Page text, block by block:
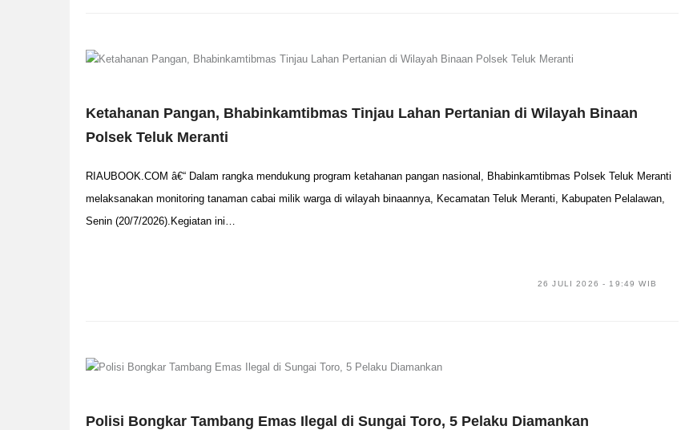
Ketahanan Pangan, Bhabinkamtibmas Tinjau Lahan Pertanian di Wilayah Binaan
Polsek Teluk Meranti
RIAUBOOK.COM â€“ Dalam rangka mendukung program ketahanan pangan nasional, Bhabinkamtibmas Polsek Teluk Meranti
melaksanakan monitoring tanaman cabai milik warga di wilayah binaannya, Kecamatan Teluk Meranti, Kabupaten Pelalawan,
Senin (20/7/2026).Kegiatan ini…
26 JULI 2026 - 19:49 WIB
Polisi Bongkar Tambang Emas Ilegal di Sungai Toro, 5 Pelaku Diamankan